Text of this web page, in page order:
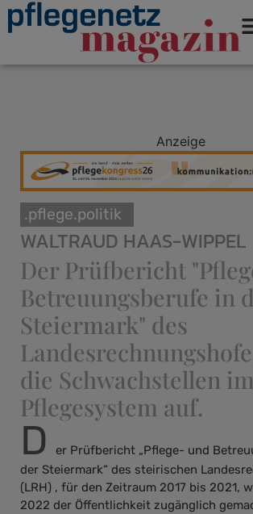
Anzeige
.pflege.politik
WALTRAUD HAAS-WIPPEL
Der Prüfbericht
Betreuungsberufe in
Steiermark" des
die Schwachstellen im
Pflegesystem auf.
D
er Prüfbericht „Pflege- und
der Steiermark“ des steirischen
(LRH) , für den Zeitraum 2017 bis 2021,
2022 der Öffentlichkeit zugänglich